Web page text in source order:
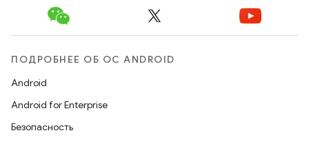
ПОДРОБНЕЕ ОБ ОС ANDROID
Android
Android for Enterprise
Безопасность